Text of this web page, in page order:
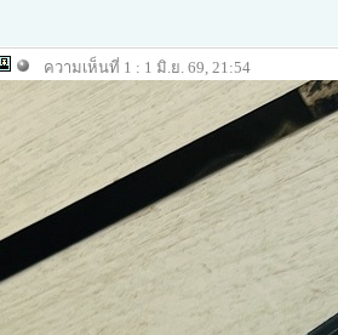
ความเห็นที่ 1 : 1 มิ.ย. 69, 21:54